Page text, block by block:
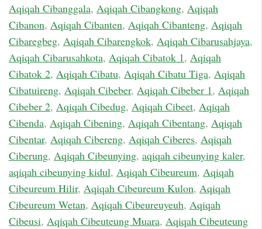
Aqiqah Cibanggala, Aqiqah Cibangkong, Aqiqah
Cibanon, Aqiqah Cibanten, Aqiqah Cibanteng, Aqiqah
Cibaregbeg, Aqiqah Cibarengkok, Aqiqah Cibarusahjaya,
Aqiqah Cibarusahkota, Aqiqah Cibatok 1, Aqiqah
Cibatok 2, Aqiqah Cibatu, Aqiqah Cibatu Tiga, Aqiqah
Cibatuireng, Aqiqah Cibeber, Aqiqah Cibeber 1, Aqiqah
Cibeber 2, Aqiqah Cibedug, Aqiqah Cibeet, Aqiqah
Cibenda, Aqiqah Cibening, Aqiqah Cibentang, Aqiqah
Cibentar, Aqiqah Cibereng, Aqiqah Ciberes, Aqiqah
Ciberung, Aqiqah Cibeunying, aqiqah cibeunying kaler,
aqiqah cibeunying kidul, Aqiqah Cibeureum, Aqiqah
Cibeureum Hilir, Aqiqah Cibeureum Kulon, Aqiqah
Cibeureum Wetan, Aqiqah Cibeureuyeuh, Aqiqah
Cibeusi, Aqiqah Cibeuteung Muara, Aqiqah Cibeuteung